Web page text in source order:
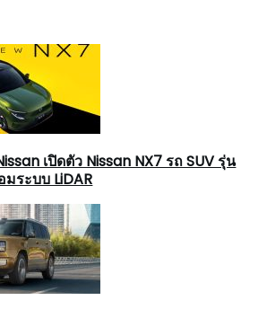
เปิดตัว Nissan NX7 รถ SUV รุ่น
ระบบ LiDAR